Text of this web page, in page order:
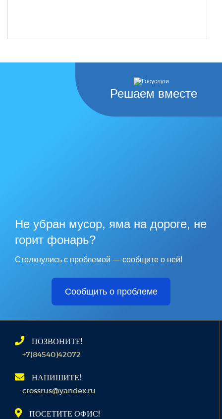
Решаем вместе
Не убран мусор, яма на дороге, не
горит фонарь?
Столкнулись с проблемой — сообщите о ней!
Сообщить о проблеме
ПОЗВОНИТЕ!
+7(84540)42072
НАПИШИТЕ!
crossrus@yandex.ru
ПОСЕТИТЕ ОФИС!